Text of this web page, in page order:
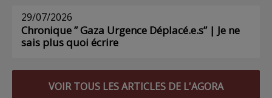
29/07/2026
Chronique ” Gaza Urgence Déplacé.e.s” | Je ne
sais plus quoi écrire
VOIR TOUS LES ARTICLES DE L'AGORA